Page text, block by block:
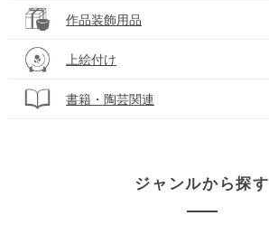
作品装飾用品
上絵付け
書籍・陶芸関連
ジャンルから探す